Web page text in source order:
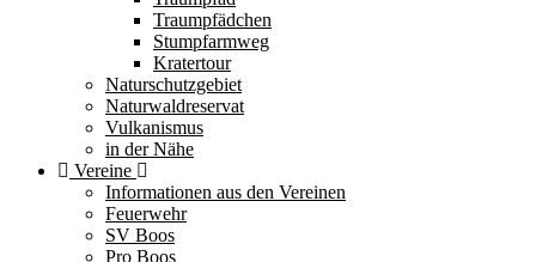
Traumpfädchen
Stumpfarmweg
Kratertour
Naturschutzgebiet
Naturwaldreservat
Vulkanismus
in der Nähe
Vereine
Informationen aus den Vereinen
Feuerwehr
SV Boos
Pro Boos